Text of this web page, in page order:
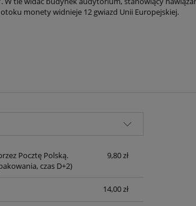
monety widnieje 12 gwiazd Unii Europejskiej.
Pocztę Polską.
czas D+2)
9,80 zł
14,00 zł